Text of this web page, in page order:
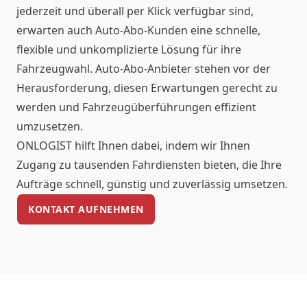
jederzeit und überall per Klick verfügbar sind,
erwarten auch Auto-Abo-Kunden eine schnelle,
flexible und unkomplizierte Lösung für ihre
Fahrzeugwahl. Auto-Abo-Anbieter stehen vor der
Herausforderung, diesen Erwartungen gerecht zu
werden und Fahrzeugüberführungen effizient
umzusetzen.
ONLOGIST hilft Ihnen dabei, indem wir Ihnen
Zugang zu tausenden Fahrdiensten bieten, die Ihre
Aufträge schnell, günstig und zuverlässig umsetzen.
KONTAKT AUFNEHMEN